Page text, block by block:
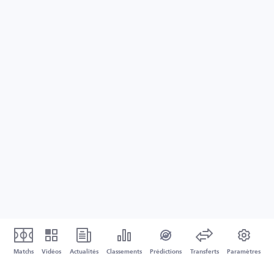
Matchs Vidéos Actualités Classements Prédictions Transferts Paramètres